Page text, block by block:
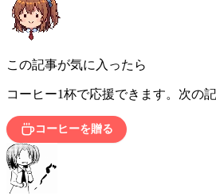
この記事が気に入ったら
コーヒー1杯で応援できます。次の
コーヒーを贈る